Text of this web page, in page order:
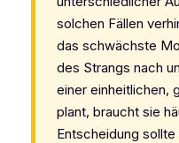
solchen Fällen
das schwächste
des Strangs nach
einer einheitlichen,
plant, braucht sie
Entscheidung